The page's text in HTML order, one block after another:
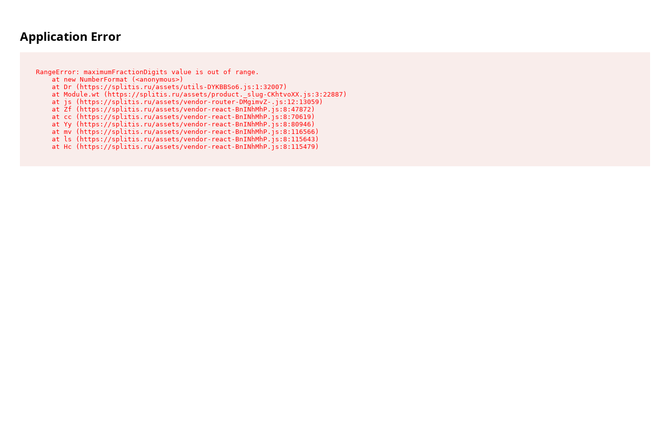
Application Error
RangeError: maximumFractionDigits value is out of range.
    at new NumberFormat (<anonymous>)
    at Dr (https://splitis.ru/assets/utils-DYKBBSo6.js:1:32007)
    at Module.wt (https://splitis.ru/assets/product._slug-CKhtvoXX.js:3:22887)
    at js (https://splitis.ru/assets/vendor-router-DMgimvZ-.js:12:13059)
    at Zf (https://splitis.ru/assets/vendor-react-BnINhMhP.js:8:47872)
    at cc (https://splitis.ru/assets/vendor-react-BnINhMhP.js:8:70619)
    at Yy (https://splitis.ru/assets/vendor-react-BnINhMhP.js:8:80946)
    at mv (https://splitis.ru/assets/vendor-react-BnINhMhP.js:8:116566)
    at ls (https://splitis.ru/assets/vendor-react-BnINhMhP.js:8:115643)
    at Hc (https://splitis.ru/assets/vendor-react-BnINhMhP.js:8:115479)